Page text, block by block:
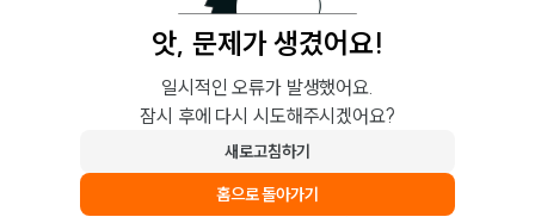
앗, 문제가 생겼어요!
일시적인 오류가 발생했어요.
잠시 후에 다시 시도해주시겠어요?
새로고침하기
홈으로 돌아가기